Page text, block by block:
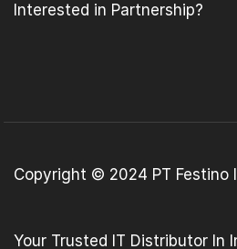
Interested in Partnership?
Copyright © 2024 PT Festino
Your Trusted IT Distributor In